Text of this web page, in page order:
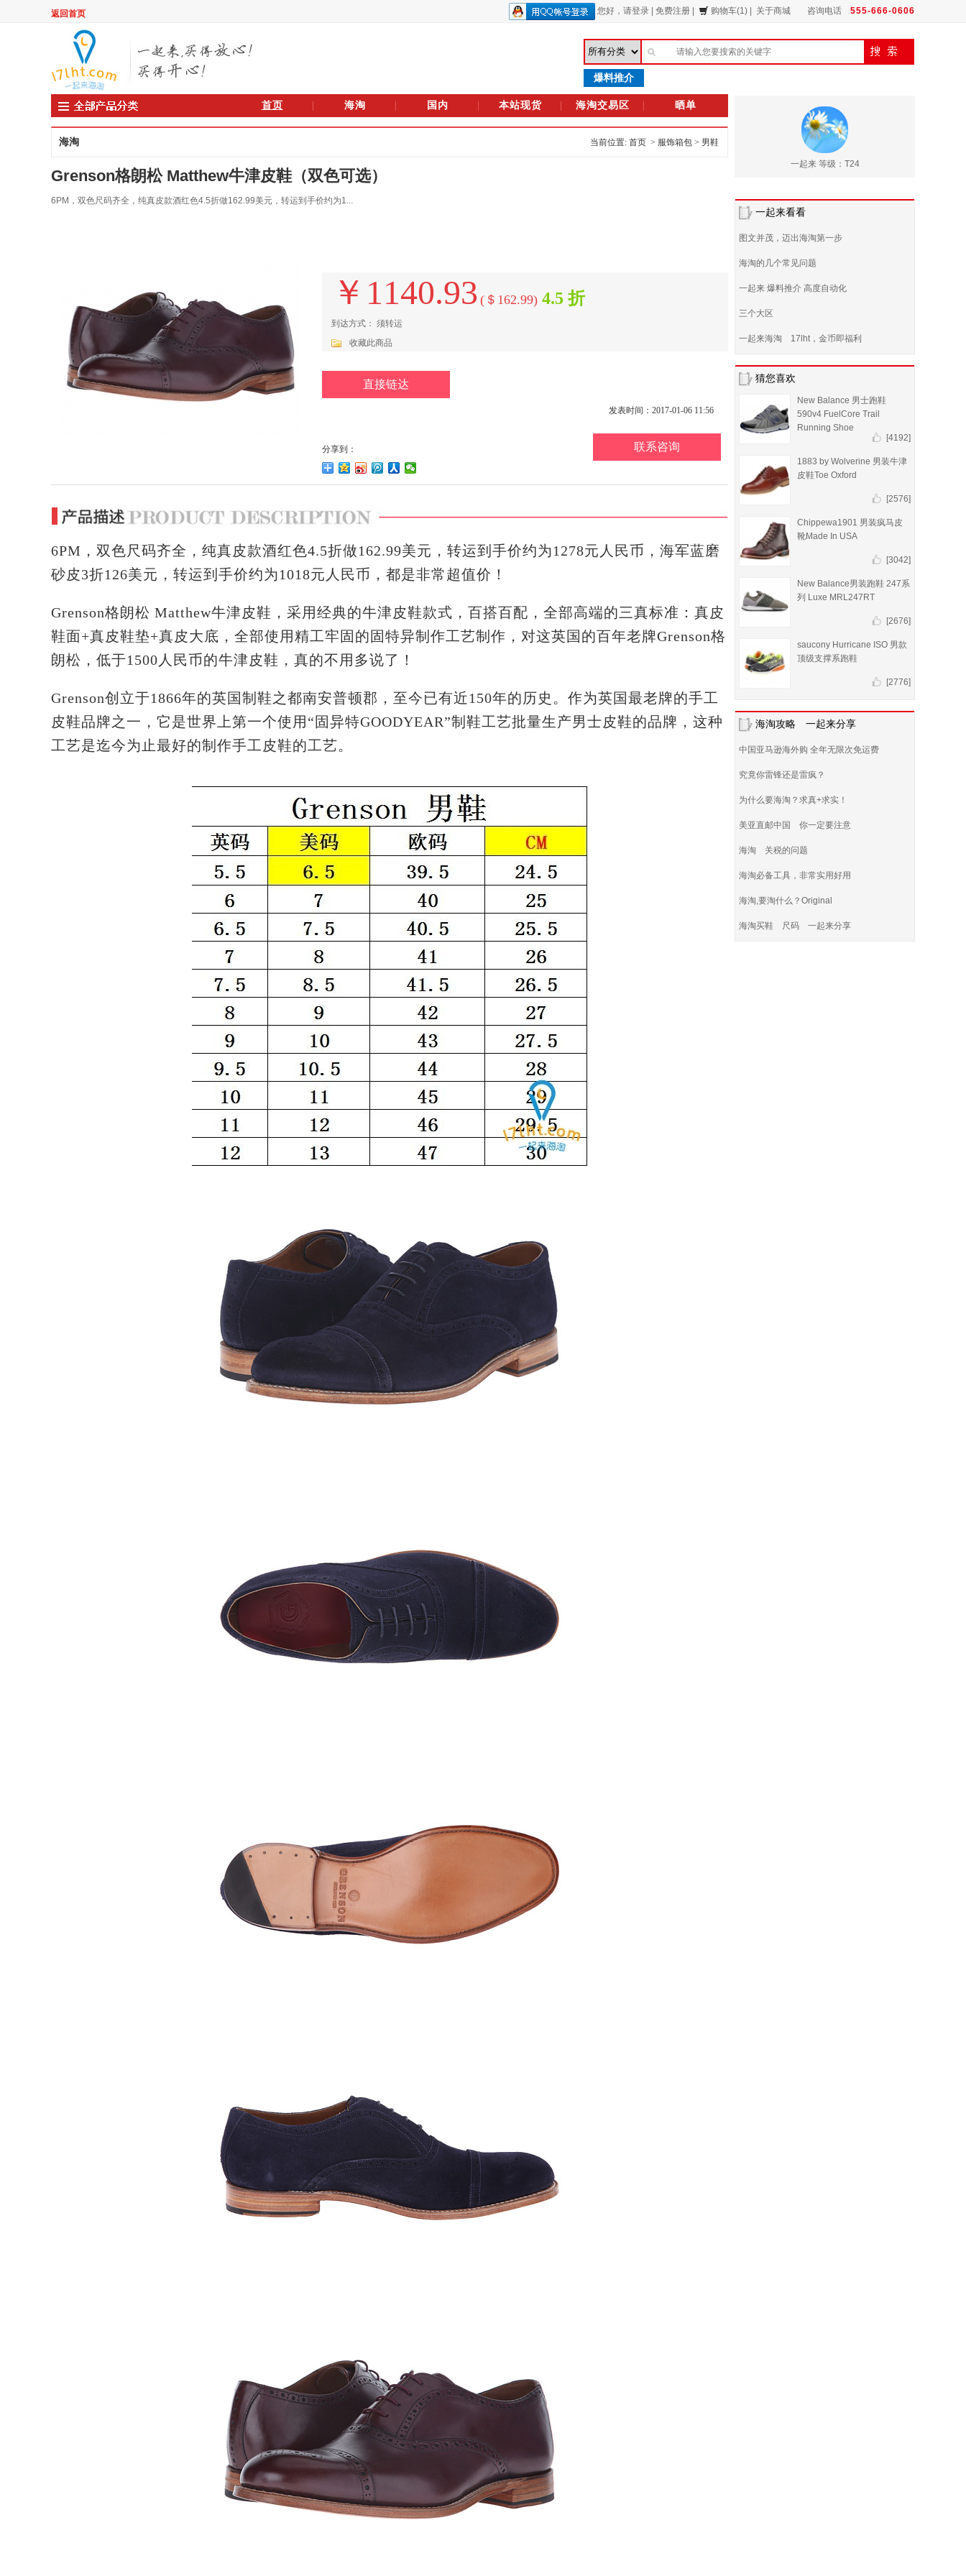
返回首页 您好， 请登录 免费注册 购物车(1) 关于商城 咨询电话 555-666-0606
爆料推介
首页 海淘 国内 本站现货 海淘交易区 晒单
海淘 当前位置: 首页 > 服饰箱包 > 男鞋
Grenson格朗松 Matthew牛津皮鞋（双色可选）
6PM，双色尺码齐全，纯真皮款酒红色4.5折做162.99美元，转运到手价约为1...
￥1140.93 (＄162.99) 4.5 折
到达方式： 须转运
收藏此商品
直接链达
发表时间：2017-01-06 11:56
联系咨询
分享到：
6PM，双色尺码齐全，纯真皮款酒红色4.5折做162.99美元，转运到手价约为1278元人民币，海军蓝磨
砂皮3折126美元，转运到手价约为1018元人民币，都是非常超值价！
Grenson格朗松 Matthew牛津皮鞋，采用经典的牛津皮鞋款式，百搭百配，全部高端的三真标准：真皮
鞋面+真皮鞋垫+真皮大底 ，全部使用精工牢固的固特异制作工艺制作，对这英国的百年老牌Grenson格
朗松 ，低于1500人民币的牛津皮鞋，真的不用多说了！
Grenson创立于1866年的英国制鞋之都南安普顿郡，至今已有近150年的历史。作为英国最老牌的手工
皮鞋品牌之一，它是世界上第一个使用“固异特GOODYEAR”制鞋工艺批量生产男士皮鞋的品牌，这种
工艺是迄今为止最好的制作手工皮鞋的工艺。
一起来 等级：T24
一起来看看
图文并茂，迈出海淘第一步
海淘的几个常见问题
一起来 爆料推介 高度自动化
三个大区
一起来海淘 17lht，金币即福利
猜您喜欢
New Balance 男士跑鞋
590v4 FuelCore Trail
Running Shoe
[4192]
1883 by Wolverine 男装牛津
皮鞋Toe Oxford
[2576]
Chippewa1901 男装疯马皮
靴Made In USA
[3042]
New Balance男装跑鞋 247系
列 Luxe MRL247RT
[2676]
saucony Hurricane ISO 男款
顶级支撑系跑鞋
[2776]
海淘攻略 一起来分享
中国亚马逊海外购 全年无限次免运费
究竟你雷锋还是雷疯？
为什么要海淘？求真+求实！
美亚直邮中国 你一定要注意
海淘 关税的问题
海淘必备工具，非常实用好用
海淘,要淘什么？Original
海淘买鞋 尺码 一起来分享